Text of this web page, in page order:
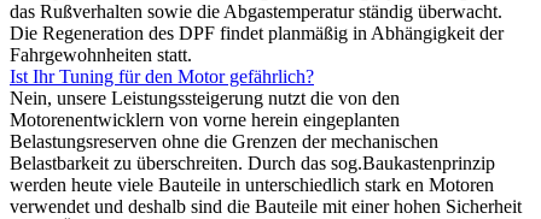
das Rußverhalten sowie die Abgastemperatur ständig überwacht.
Die Regeneration des DPF findet planmäßig in Abhängigkeit der
Fahrgewohnheiten statt.
Ist Ihr Tuning für den Motor gefährlich?
Nein, unsere Leistungssteigerung nutzt die von den
Motorenentwicklern von vorne herein eingeplanten
Belastungsreserven ohne die Grenzen der mechanischen
Belastbarkeit zu überschreiten. Durch das sog.Baukastenprinzip
werden heute viele Bauteile in unterschiedlich stark en Motoren
verwendet und deshalb sind die Bauteile mit einer hohen Sicherheit